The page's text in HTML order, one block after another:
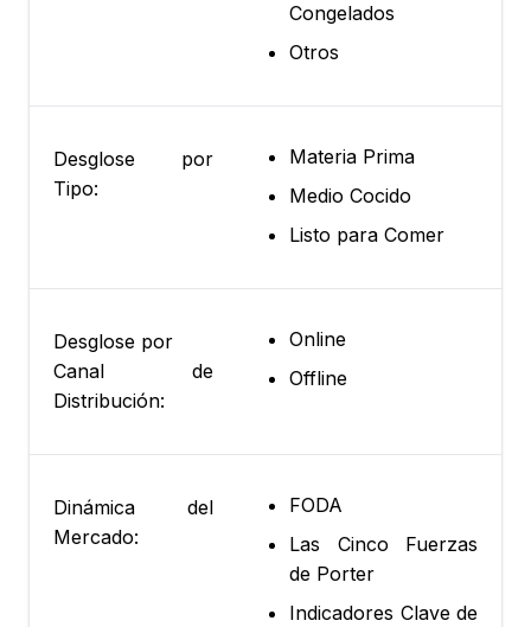
Congelados
Otros
Desglose por
Tipo:
Materia Prima
Medio Cocido
Listo para Comer
Desglose por
Canal de
Distribución:
Online
Offline
Dinámica del
Mercado:
FODA
Las Cinco Fuerzas
de Porter
Indicadores Clave de